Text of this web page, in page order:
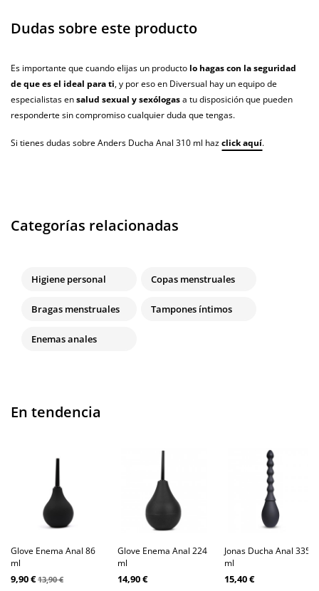
Dudas sobre este producto
Es importante que cuando elijas un producto lo hagas con la seguridad
de que es el ideal para ti, y por eso en Diversual hay un equipo de
especialistas ensalud sexual y sexólogasa tu disposición que pueden
responderte sin compromiso cualquier duda que tengas.
Si tienes dudas sobre Anders Ducha Anal 310 ml hazclick aquí.
Categorías relacionadas
Higiene personal Copas menstruales
Bragas menstruales Tampones íntimos
Enemas anales
En tendencia
Glove Enema Anal 86
ml
9,90 €13,90 €
Glove Enema Anal 224
ml
14,90 €
Jonas Ducha Anal 335
ml
15,40 €